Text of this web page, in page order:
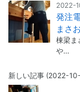
2022-
発注
まさ
棟梁ま
や…
新しい記事 (2022-